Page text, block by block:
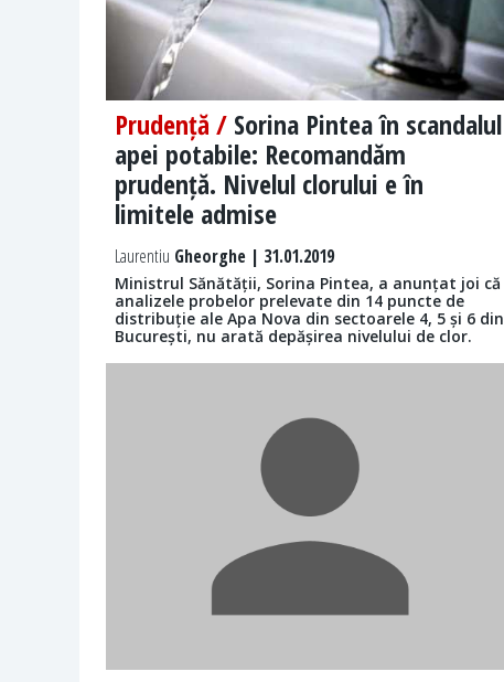
Prudență / Sorina Pintea în scandalul
apei potabile: Recomandăm
prudență. Nivelul clorului e în
limitele admise
Laurentiu Gheorghe | 31.01.2019
Ministrul Sănătății, Sorina Pintea, a anunțat joi că
analizele probelor prelevate din 14 puncte de
distribuție ale Apa Nova din sectoarele 4, 5 și 6 din
București, nu arată depășirea nivelului de clor.